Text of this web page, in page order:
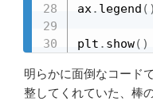
ax. legend ( )
plt . show( )
明らかに面倒なコード
整してくれていた、棒